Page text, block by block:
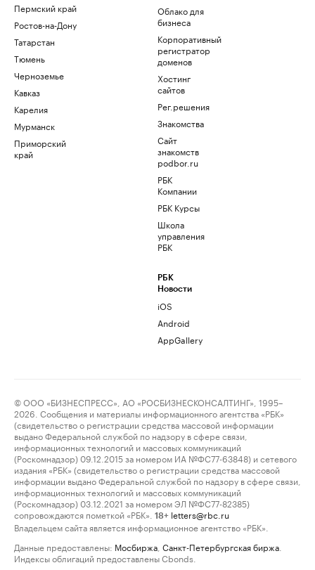
Пермский край
Ростов-на-Дону
Татарстан
Тюмень
Черноземье
Кавказ
Карелия
Мурманск
Приморский
край
Облако для
бизнеса
Корпоративный
регистратор
доменов
Хостинг
сайтов
Рег.решения
Знакомства
Сайт
знакомств
podbor.ru
РБК
Компании
РБК Курсы
Школа
управления
РБК
РБК
Новости
iOS
Android
AppGallery
© ООО «БИЗНЕСПРЕСС», АО «РОСБИЗНЕСКОНСАЛТИНГ», 1995–
2026. Сообщения и материалы информационного агентства «РБК»
(свидетельство о регистрации средства массовой информации
выдано Федеральной службой по надзору в сфере связи,
информационных технологий и массовых коммуникаций
(Роскомнадзор) 09.12.2015 за номером ИА №ФС77-63848) и сетевого
издания «РБК» (свидетельство о регистрации средства массовой
информации выдано Федеральной службой по надзору в сфере связи,
информационных технологий и массовых коммуникаций
(Роскомнадзор) 03.12.2021 за номером ЭЛ №ФС77-82385)
сопровождаются пометкой «РБК».
18+ letters@rbc.ru
Владельцем сайта является информационное агентство «РБК».
Данные предоставлены: Мосбиржа Санкт-Петербургская биржа
Индексы облигаций предоставлены Cbonds.